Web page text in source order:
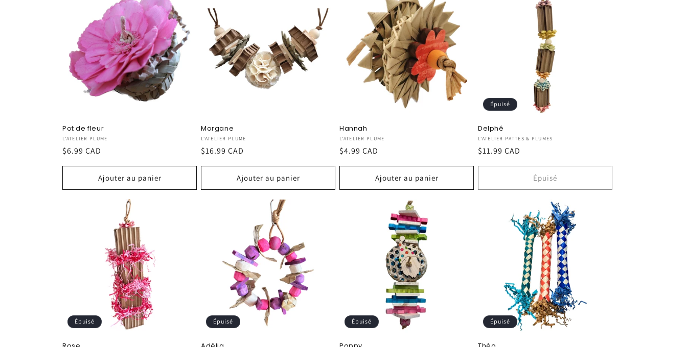
Pot de fleur
Fournisseur :
L'ATELIER PLUME
Prix
$6.99 CAD
Ajouter au panier
Morgane
Fournisseur :
L'ATELIER PLUME
Prix
$16.99 CAD
Ajouter au panier
Hannah
Fournisseur :
L'ATELIER PLUME
Prix
$4.99 CAD
Ajouter au panier
Épuisé
Delphé
Fournisseur :
L'ATELIER PATTES & PLUMES
Prix
$11.99 CAD
Épuisé
Épuisé Épuisé Épuisé Épuisé